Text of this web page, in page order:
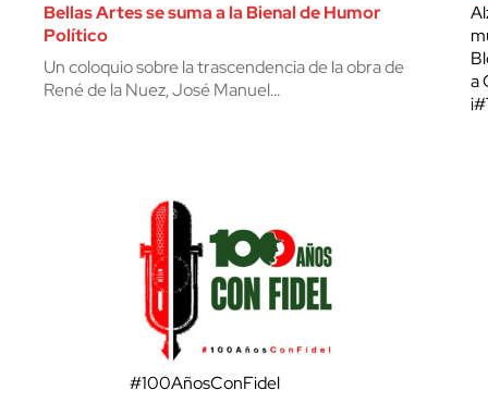
Bellas Artes se suma a la Bienal de Humor
Político
Un coloquio sobre la trascendencia de la obra de
René de la Nuez, José Manuel…
a
#100AñosConFidel